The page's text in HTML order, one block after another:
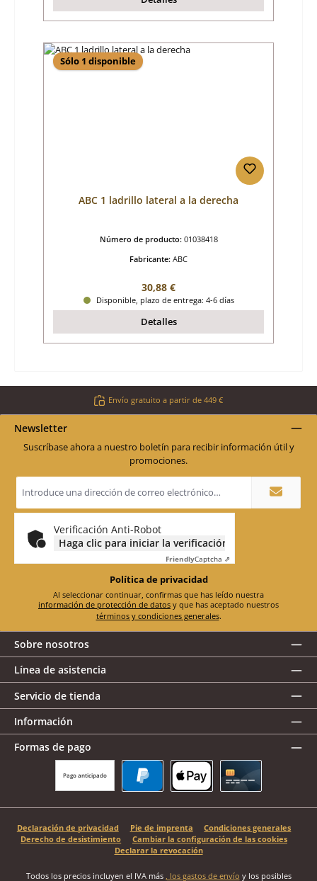
Sólo 1 disponible
ABC 1 ladrillo lateral a la derecha
Número de producto: 01038418
Fabricante: ABC
Precio normal:
30,88 €
Disponible, plazo de entrega: 4-6 días
Detalles
Envío gratuito a partir de 449 €
Newsletter
Suscríbase ahora a nuestro boletín para recibir información útil y
promociones.
Dirección
de
electrónico
Verificación Anti-Robot
Haga clic para iniciar la verificación
FriendlyCaptcha ⇗
Política de privacidad
información de protección de datos
términos y condiciones generales.
Sobre nosotros
Línea de asistencia
Servicio de tienda
Información
Formas de pago
Pago anticipado
Declaración de privacidad Pie de imprenta
Condiciones generales
Derecho de desistimiento
Cambiar la configuración de las cookies
Declarar la revocación
Todos los precios incluyen el IVA más , los gastos de envío y los posibles